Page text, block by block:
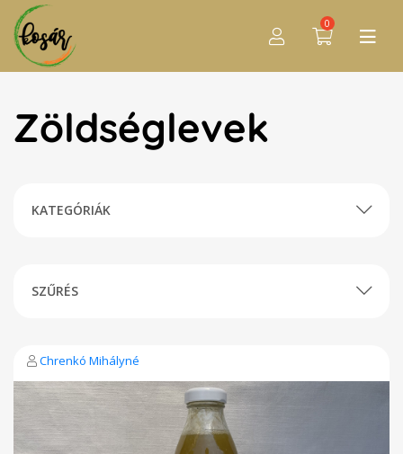
0
Zöldséglevek
KATEGÓRIÁK
SZŰRÉS
Chrenkó Mihályné